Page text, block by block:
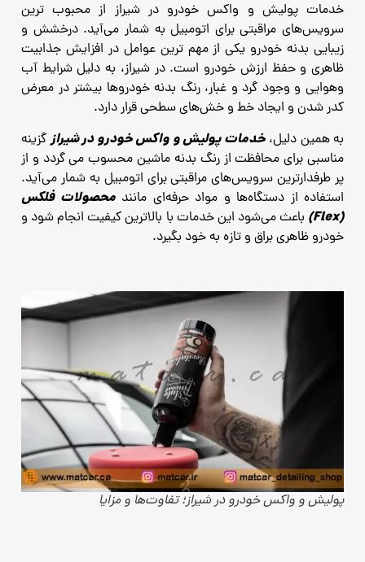
خدمات پولیش و واکس خودرو در شیراز از محبوب‌ ترین
سرویس‌های مراقبتی برای اتومبیل به شمار می‌آید. درخشش و
زیبایی بدنه خودرو یکی از مهم‌ ترین عوامل در افزایش جذابیت
ظاهری و حفظ ارزش خودرو است. در شیراز، به دلیل شرایط آب
‌وهوایی و وجود گرد و غبار، رنگ بدنه خودروها بیشتر در معرض
کدر شدن و ایجاد خط و خش‌های سطحی قرار دارد.
به همین دلیل،خدمات پولیش و واکس خودرو در شیرازگزینه
مناسبی برای محافظت از رنگ بدنه ماشین محسوب می گردد و از
پر طرفدارترین سرویس‌های مراقبتی برای اتومبیل به شمار می‌آید.
استفاده از دستگاه‌ها و مواد حرفه‌ای مانندمحصولات فلکس
(Flex)
باعث می‌شود این خدمات با بالاترین کیفیت انجام شود و
خودرو ظاهری براق و تازه به خود بگیرد.
پولیش و واکس خودرو در شیراز؛ تفاوت‌ها و مزایا